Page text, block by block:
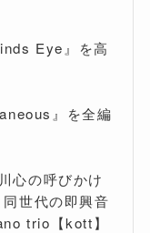
Eye』を高
』を全編
心の呼びかけ
世代の即興音
trio【kott】